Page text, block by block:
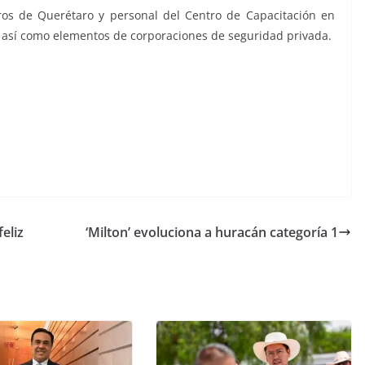
de Querétaro y personal del Centro de Capacitación en
como elementos de corporaciones de seguridad privada.
‘Milton’ evoluciona a huracán categoría 1